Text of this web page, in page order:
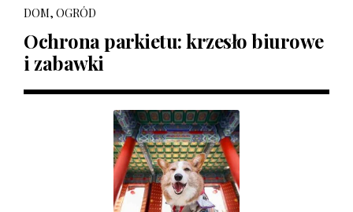
DOM, OGRÓD
Ochrona parkietu: krzesło biurowe
i zabawki